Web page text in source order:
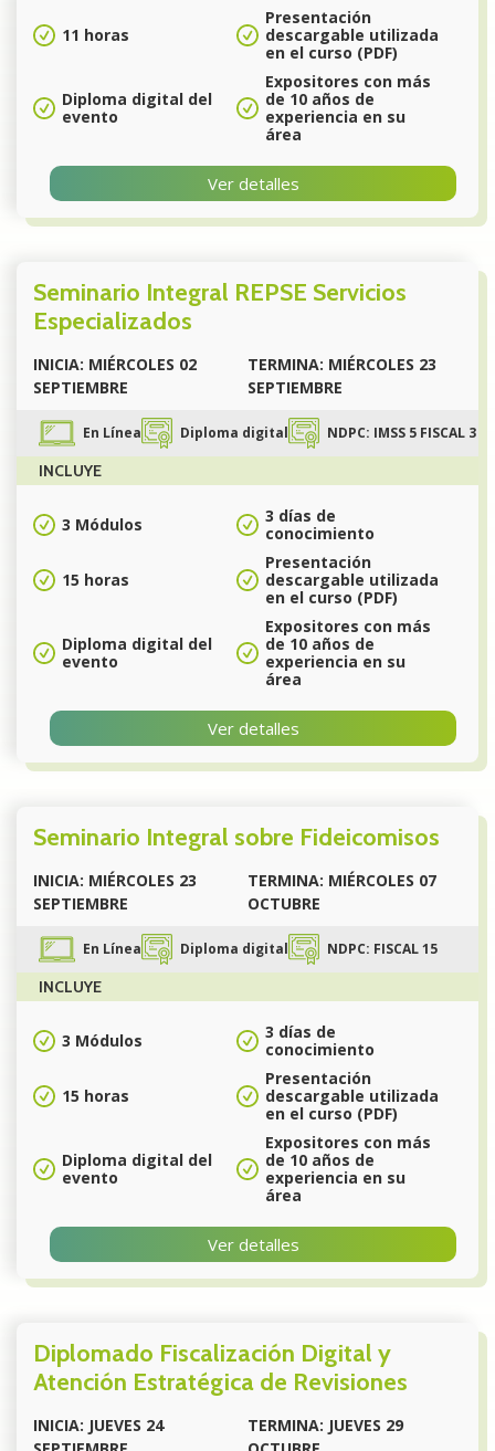
11 horas
Presentación
descargable utilizada
en el curso (PDF)
Diploma digital del
evento
Expositores con más
de 10 años de
experiencia en su
área
Ver detalles
Seminario Integral REPSE Servicios
Especializados
INICIA: MIÉRCOLES 02
SEPTIEMBRE
TERMINA: MIÉRCOLES 23
SEPTIEMBRE
En Línea Diploma digital NDPC: IMSS 5 FISCAL 3
INCLUYE
3 Módulos
3 días de
conocimiento
15 horas
Presentación
descargable utilizada
en el curso (PDF)
Diploma digital del
evento
Expositores con más
de 10 años de
experiencia en su
área
Ver detalles
Seminario Integral sobre Fideicomisos
INICIA: MIÉRCOLES 23
SEPTIEMBRE
TERMINA: MIÉRCOLES 07
OCTUBRE
En Línea Diploma digital NDPC: FISCAL 15
INCLUYE
3 Módulos
3 días de
conocimiento
15 horas
Presentación
descargable utilizada
en el curso (PDF)
Diploma digital del
evento
Expositores con más
de 10 años de
experiencia en su
área
Ver detalles
Diplomado Fiscalización Digital y
Atención Estratégica de Revisiones
INICIA: JUEVES 24
TERMINA: JUEVES 29